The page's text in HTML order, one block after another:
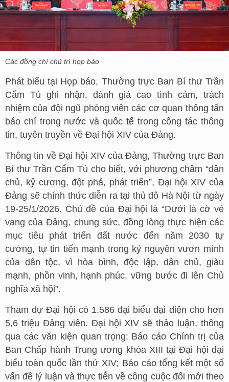
Các đồng chí chủ trì họp báo
Phát biểu tại Họp báo, Thường trực Ban Bí thư Trần
Cẩm Tú ghi nhận, đánh giá cao tình cảm, trách
nhiệm của đội ngũ phóng viên các cơ quan thông tấn
báo chí trong nước và quốc tế trong công tác thông
tin, tuyên truyền về Đại hội XIV của Đảng.
Thông tin về Đại hội XIV của Đảng, Thường trực Ban
Bí thư Trần Cẩm Tú cho biết, với phương châm “dân
chủ, kỷ cương, đột phá, phát triển”, Đại hội XIV của
Đảng sẽ chính thức diễn ra tại thủ đô Hà Nội từ ngày
19-25/1/2026. Chủ đề của Đại hội là “Dưới lá cờ vẻ
vang của Đảng, chung sức, đồng lòng thực hiện các
mục tiêu phát triển đất nước đến năm 2030 tự
cường, tự tin tiến mạnh trong kỷ nguyên vươn mình
của dân tộc, vì hòa bình, độc lập, dân chủ, giàu
mạnh, phồn vinh, hạnh phúc, vững bước đi lên Chủ
nghĩa xã hội”.
Tham dự Đại hội có 1.586 đại biểu đại diện cho hơn
5,6 triệu Đảng viên. Đại hội XIV sẽ thảo luận, thông
qua các văn kiện quan trọng: Báo cáo Chính trị của
Ban Chấp hành Trung ương khóa XIII tại Đại hội đại
biểu toàn quốc lần thứ XIV; Báo cáo tổng kết một số
vấn đề lý luận và thực tiễn về công cuộc đổi mới theo